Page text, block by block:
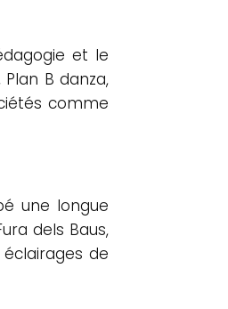
et le
B danza,
comme
une longue
dels Baus,
éclairages de